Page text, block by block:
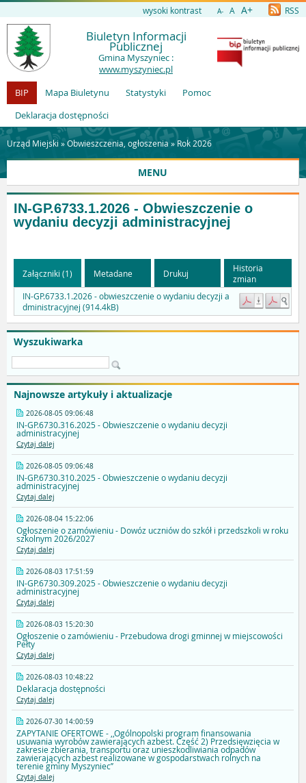
wysoki kontrast A- A A+ RSS
Biuletyn Informacji
Publicznej
Gmina Myszyniec :
www.myszyniec.pl
BIP
Mapa Biuletynu Statystyki
Pomoc
Deklaracja dostępności
Urząd Miejski »Obwieszczenia, ogłoszenia » Rok 2026
MENU
Wyszukiwarka
Najnowsze artykuły i aktualizacje
2026-08-05 09:06:48
IN-GP.6730.316.2025 - Obwieszczenie o wydaniu decyzji
administracyjnej
Czytaj dalej
2026-08-05 09:06:48
IN-GP.6730.310.2025 - Obwieszczenie o wydaniu decyzji
administracyjnej
Czytaj dalej
2026-08-04 15:22:06
Ogłoszenie o zamówieniu - Dowóz uczniów do szkół i przedszkoli w roku
szkolnym 2026/2027
Czytaj dalej
2026-08-03 17:51:59
IN-GP.6730.309.2025 - Obwieszczenie o wydaniu decyzji
administracyjnej
Czytaj dalej
2026-08-03 15:20:30
Ogłoszenie o zamówieniu - Przebudowa drogi gminnej w miejscowości
Pełty
Czytaj dalej
2026-08-03 10:48:22
Deklaracja dostępności
Czytaj dalej
2026-07-30 14:00:59
ZAPYTANIE OFERTOWE - ,,Ogólnopolski program finansowania
usuwania wyrobów zawierających azbest. Część 2) Przedsięwzięcia w
zakresie zbierania, transportu oraz unieszkodliwiania odpadów
zawierających azbest realizowane w gospodarstwach rolnych na
terenie gminy Myszyniec’’
Czytaj dalej
IN-GP.6733.1.2026 - Obwieszczenie o
wydaniu decyzji administracyjnej
Załączniki (1) Metadane Drukuj
Historia
zmian
IN-GP.6733.1.2026 - obwieszczenie o wydaniu decyzji a
dministracyjnej (914.4kB)